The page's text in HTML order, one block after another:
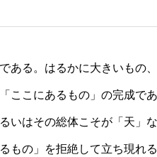
る。はるかに大きいもの
ここにあるもの」の完成で
いはその総体こそが「天」
もの」を拒絶して立ち現れ